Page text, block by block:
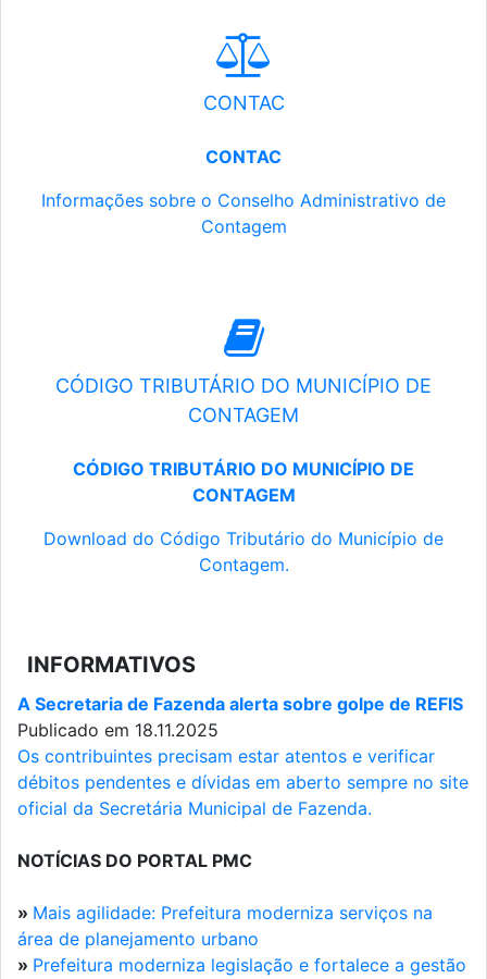
CONTAC
CONTAC
Informações sobre o Conselho Administrativo de
Contagem
CÓDIGO TRIBUTÁRIO DO MUNICÍPIO DE
CONTAGEM
CÓDIGO TRIBUTÁRIO DO MUNICÍPIO DE
CONTAGEM
Download do Código Tributário do Município de
Contagem.
INFORMATIVOS
A Secretaria de Fazenda alerta sobre golpe de REFIS
Publicado em 18.11.2025
Os contribuintes precisam estar atentos e verificar
débitos pendentes e dívidas em aberto sempre no site
oficial da Secretária Municipal de Fazenda.
NOTÍCIAS DO PORTAL PMC
» Mais agilidade: Prefeitura moderniza serviços na
área de planejamento urbano
» Prefeitura moderniza legislação e fortalece a gestão